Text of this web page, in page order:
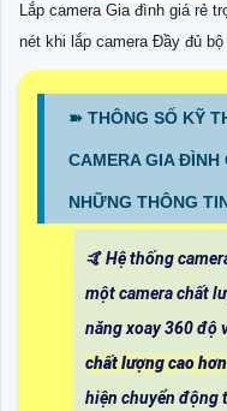
Lắp camera Gia đình giá rẻ
nét khi lắp camera Đầy đủ bộ
➽ THÔNG SỐ KỸ
CAMERA GIA ĐÌNH
NHỮNG THÔNG
🤙 Hệ thống
một camera chất
năng xoay 360 độ
chất lượng cao hơn
hiện chuyển động